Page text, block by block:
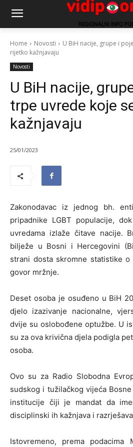
Home Novosti
U BiH nacije, grupe i
rijetko kažnjavaju
Novosti
U BiH nacije,
trpe uvrede koje
kažnjavaju
25/01/2023
Zakonodavac iz jednog bh.
pripadnike LGBT populacije,
uvredama izlaže čitave nacije.
bilježe u Bosni i Hercegovini
strani dosta skromne statistike o
govor mržnje.
Deset osoba je osuđeno u BiH
djelo izazivanje nacionalne,
dvije su oslobođene optužbe. U
su za ova krivična djela podigla
osoba.
Ovo su za Radio Slobodna
sudskog i tužilačkog vijeća
institucije čiji je mandat da
disciplinski ih kažnjava i
Istovremeno, prema podacima